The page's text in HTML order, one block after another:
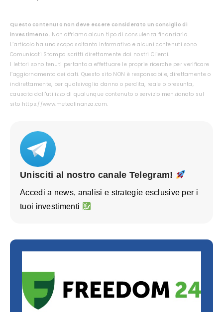
Questo contenuto non deve essere considerato un consiglio di
investimento. Non offriamo alcun tipo di consulenza finanziaria.
L’articolo ha uno scopo soltanto informativo e alcuni contenuti sono
Comunicati Stampa scritti direttamente dai nostri Clienti.
I lettori sono tenuti pertanto a effettuare le proprie ricerche per verificare
l’aggiornamento dei dati. Questo sito NON è responsabile, direttamente o
indirettamente, per qualsivoglia danno o perdita, reale o presunta,
causata dall'utilizzo di qualunque contenuto o servizio menzionato sul
sito https://www.meteofinanza.com.
Unisciti al nostro canale Telegram!
Accedi a news, analisi e strategie esclusive per i
tuoi investimenti